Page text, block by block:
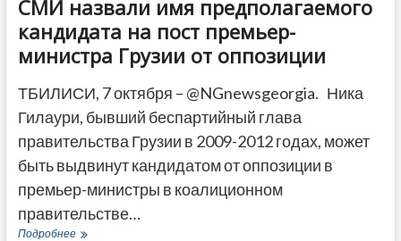
СМИ назвали имя предполагаемого
кандидата на пост премьер-
министра Грузии от оппозиции
ТБИЛИСИ, 7 октября – @NGnewsgeorgia. Ника
Гилаури, бывший беспартийный глава
правительства Грузии в 2009-2012 годах, может
быть выдвинут кандидатом от оппозиции в
премьер-министры в коалиционном
правительстве…
ПодробнееСМИ